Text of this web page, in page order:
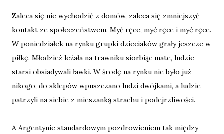
Zaleca się nie wychodzić z domów, zaleca się zmniejszyć
kontakt ze społeczeństwem. Myć ręce, myć ręce i myć ręce.
W poniedziałek na rynku grupki dzieciaków grały jeszcze w
piłkę. Młodzież leżała na trawniku siorbiąc mate, ludzie
starsi obsiadywali ławki. W środę na rynku nie było już
nikogo, do sklepów wpuszczano ludzi dwójkami, a ludzie
patrzyli na siebie z mieszanką strachu i podejrzliwości.
A Argentynie standardowym pozdrowieniem tak między